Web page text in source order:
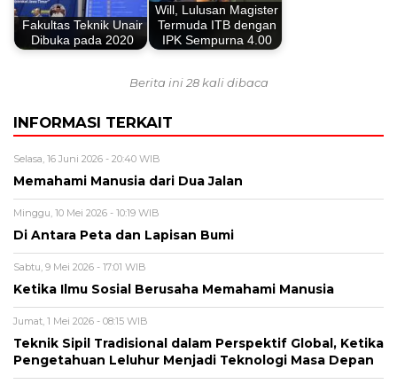
Fakultas Teknik Unair
Dibuka pada 2020
Will, Lulusan Magister
Termuda ITB dengan
IPK Sempurna 4.00
Berita ini 28 kali dibaca
INFORMASI TERKAIT
Selasa, 16 Juni 2026 - 20:40 WIB
Memahami Manusia dari Dua Jalan
Minggu, 10 Mei 2026 - 10:19 WIB
Di Antara Peta dan Lapisan Bumi
Sabtu, 9 Mei 2026 - 17:01 WIB
Ketika Ilmu Sosial Berusaha Memahami Manusia
Jumat, 1 Mei 2026 - 08:15 WIB
Teknik Sipil Tradisional dalam Perspektif Global, Ketika
Pengetahuan Leluhur Menjadi Teknologi Masa Depan